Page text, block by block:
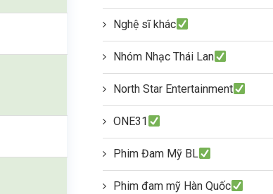
Nghệ sĩ khác
Nhóm Nhạc Thái Lan
North Star Entertainment
ONE31
Phim Đam Mỹ BL
Phim đam mỹ Hàn Quốc